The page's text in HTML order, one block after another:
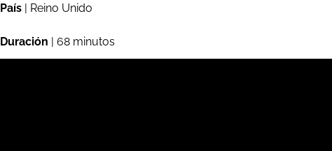
País | Reino Unido
Duración | 68 minutos